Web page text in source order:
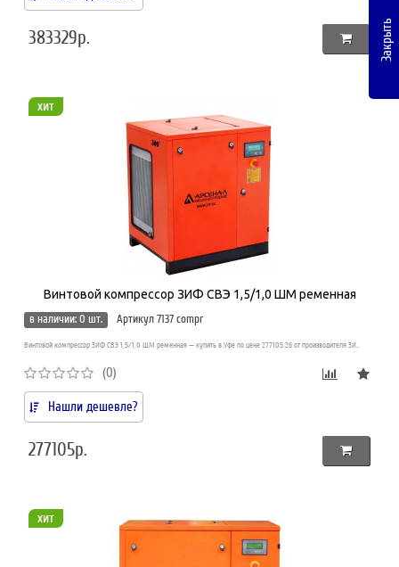
383329р.
хит
Винтовой компрессор ЗИФ СВЭ 1,5/1,0 ШМ ременная
в наличии: 0 шт.
Артикул 7137 compr
Винтовой компрессор ЗИФ СВЭ 1,5/1,0 ШМ ременная — купить в Уфе по цене 277105.26 от производителя ЗИ..
(0)
Нашли дешевле?
277105р.
хит
Закрыть